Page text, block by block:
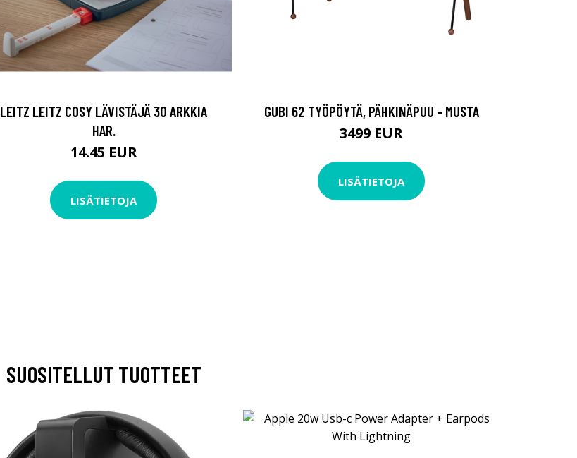
LEITZ LEITZ COSY LÄVISTÄJÄ 30 ARKKIA
HAR.
14.45 EUR
LISÄTIETOJA
GUBI 62 TYÖPÖYTÄ, PÄHKINÄPUU - MUSTA
3499 EUR
LISÄTIETOJA
SUOSITELLUT TUOTTEET